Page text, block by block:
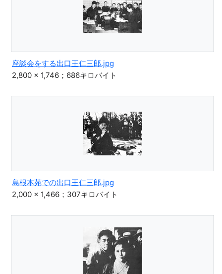
座談会をする出口王仁三郎.jpg
2,800 × 1,746；686キロバイト
島根本苑での出口王仁三郎.jpg
2,000 × 1,466；307キロバイト